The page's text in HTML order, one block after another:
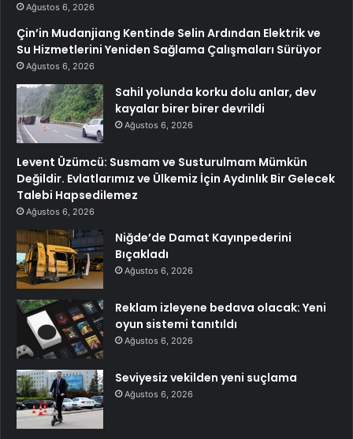
Ağustos 6, 2026
Çin’in Mudanjiang Kentinde Selin Ardından Elektrik ve
Su Hizmetlerini Yeniden Sağlama Çalışmaları Sürüyor
Ağustos 6, 2026
Sahil yolunda korku dolu anlar, dev
kayalar birer birer devrildi
Ağustos 6, 2026
Levent Üzümcü: Susmam ve Susturulmam Mümkün
Değildir. Evlatlarımız ve Ülkemiz İçin Aydınlık Bir Gelecek
Talebi Hapsedilemez
Ağustos 6, 2026
Niğde’de Damat Kayınpederini
Bıçakladı
Ağustos 6, 2026
Reklam izleyene bedava olacak: Yeni
oyun sistemi tanıtıldı
Ağustos 6, 2026
Seviyesiz vekilden yeni suçlama
Ağustos 6, 2026